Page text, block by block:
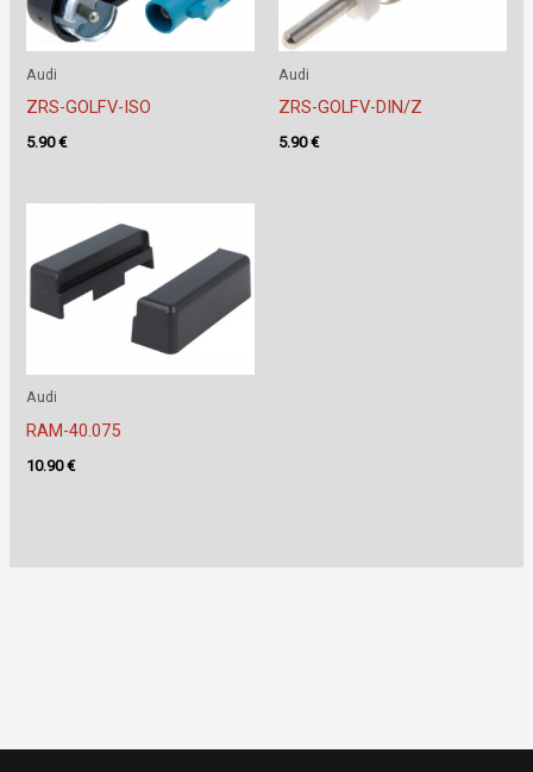
Audi
ZRS-GOLFV-ISO
5.90€
Audi
ZRS-GOLFV-DIN/Z
5.90€
Audi
RAM-40.075
10.90€